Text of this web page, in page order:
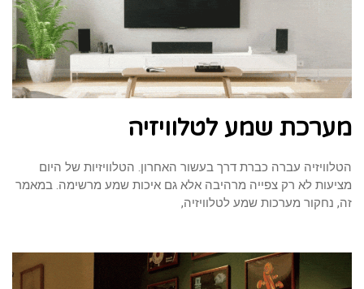
מערכת שמע לטלוויזיה
הטלוויזיה עברה כברת דרך בעשור האחרון. הטלוויזיות של היום
מציעות לא רק צפייה מרהיבה אלא גם איכות שמע מרשימה. במאמר
זה, נחקור מערכות שמע לטלוויזיה,